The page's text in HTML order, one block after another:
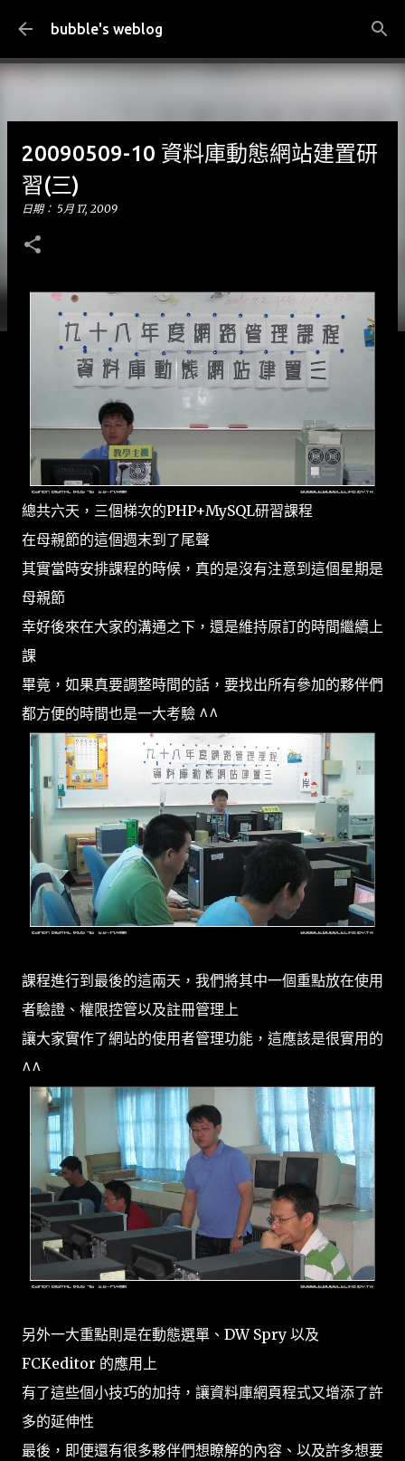
跳到主要內容
bubble's weblog
20090509-10 資料庫動態網站建置研
習(三)
日期： 5月 17, 2009
總共六天，三個梯次的PHP+MySQL研習課程
在母親節的這個週末到了尾聲
其實當時安排課程的時候，真的是沒有注意到這個星期是
母親節
幸好後來在大家的溝通之下，還是維持原訂的時間繼續上
課
畢竟，如果真要調整時間的話，要找出所有參加的夥伴們
都方便的時間也是一大考驗 ^^
課程進行到最後的這兩天，我們將其中一個重點放在使用
者驗證、權限控管以及註冊管理上
讓大家實作了網站的使用者管理功能，這應該是很實用的
^^
另外一大重點則是在動態選單、DW Spry 以及
FCKeditor 的應用上
有了這些個小技巧的加持，讓資料庫網頁程式又增添了許
多的延伸性
最後，即便還有很多夥伴們想瞭解的內容、以及許多想要